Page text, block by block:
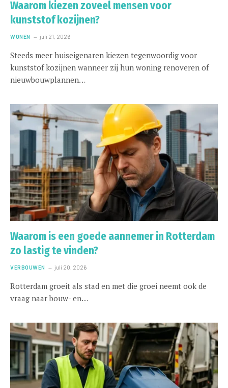
Waarom kiezen zoveel mensen voor
kunststof kozijnen?
WONEN juli 21, 2026
Steeds meer huiseigenaren kiezen tegenwoordig voor
kunststof kozijnen wanneer zij hun woning renoveren of
nieuwbouwplannen…
Waarom is een goede aannemer in Rotterdam
zo lastig te vinden?
VERBOUWEN juli 20, 2026
Rotterdam groeit als stad en met die groei neemt ook de
vraag naar bouw- en…